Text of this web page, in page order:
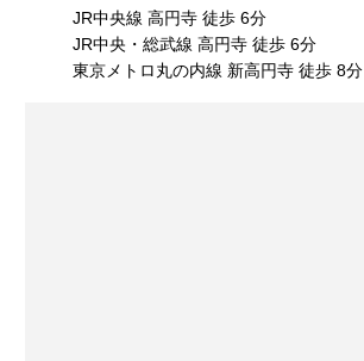
JR中央線 高円寺 徒歩 6分
JR中央・総武線 高円寺 徒歩 6分
東京メトロ丸の内線 新高円寺 徒歩 8分